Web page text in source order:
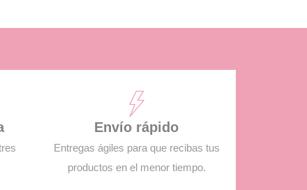
Envío rápido
Entregas ágiles para que recibas tus
productos en el menor tiempo.